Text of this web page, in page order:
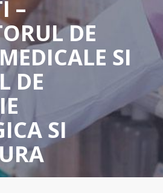
–
DE
SI
DE
SI